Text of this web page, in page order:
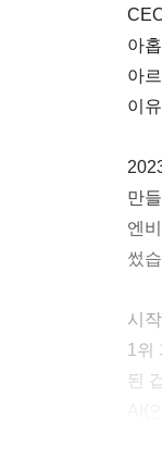
아
아
이
만
엔
썼
시
1위
된